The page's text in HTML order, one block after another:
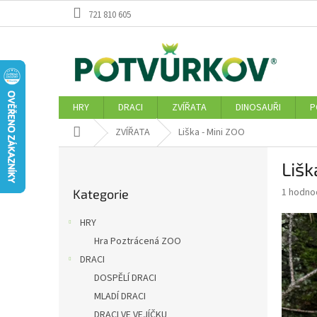
721 810 605
HRY DRACI ZVÍŘATA DINOSAUŘI
Domů ZVÍŘATA Liška - Mini ZOO
kategorie
Kategorie
HRY
Hra Poztrácená ZOO
DRACI
DOSPĚLÍ DRACI
MLADÍ DRACI
je
5,0
z
5
1